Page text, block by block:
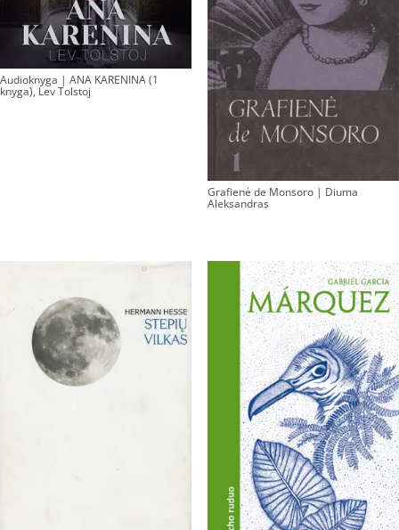
Audioknyga | ANA KARENINA (1
knyga), Lev Tolstoj
Grafienė de Monsoro | Diuma
Aleksandras